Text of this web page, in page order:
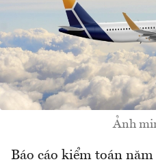
Ảnh
Báo cáo kiểm toán